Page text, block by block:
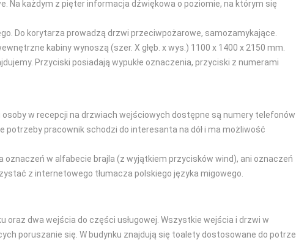
Na każdym z pięter informacja dźwiękowa o poziomie, na którym się
Do korytarza prowadzą drzwi przeciwpożarowe, samozamykające.
kabiny wynoszą (szer. X głęb. x wys.) 1100 x 1400 x 2150 mm.
Przyciski posiadają wypukłe oznaczenia, przyciski z numerami
w recepcji na drzwiach wejściowych dostępne są numery telefonów
potrzeby pracownik schodzi do interesanta na dół i ma możliwość
w alfabecie brajla (z wyjątkiem przycisków wind), ani oznaczeń
z internetowego tłumacza polskiego języka migowego.
dwa wejścia do części usługowej. Wszystkie wejścia i drzwi w
poruszanie się. W budynku znajdują się toalety dostosowane do